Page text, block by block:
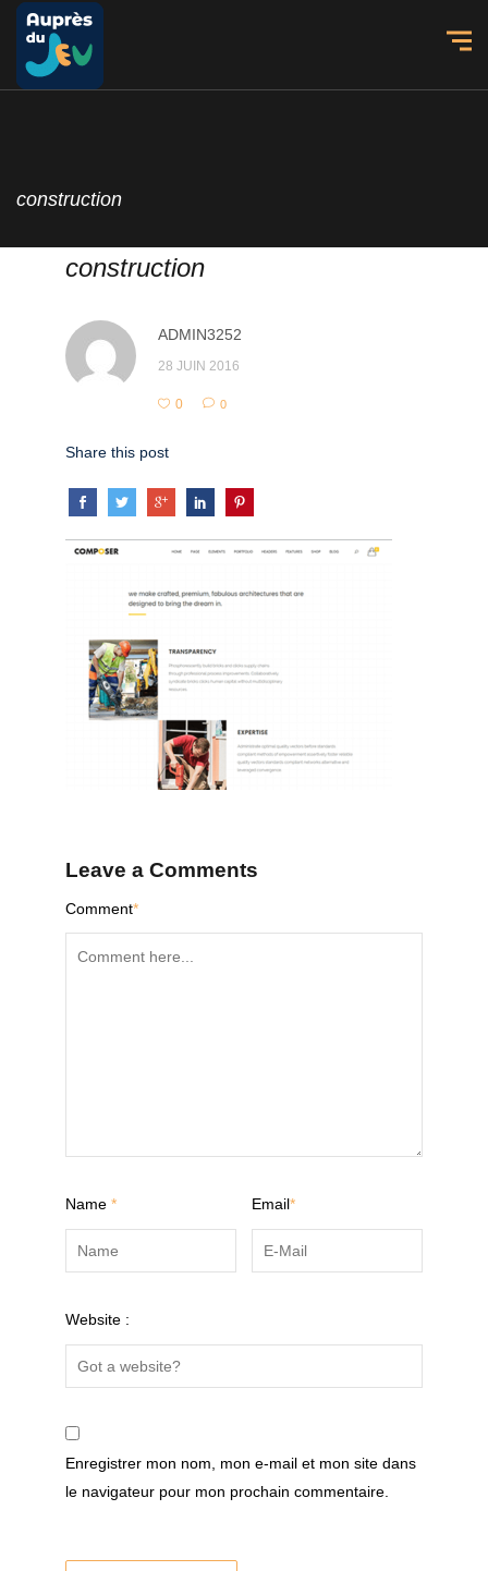
construction
construction
ADMIN3252
28 JUIN 2016
0 0
Share this post
Leave a Comments
Comment*
Name * Email*
Website :
Enregistrer mon nom, mon e-mail et mon site dans
le navigateur pour mon prochain commentaire.